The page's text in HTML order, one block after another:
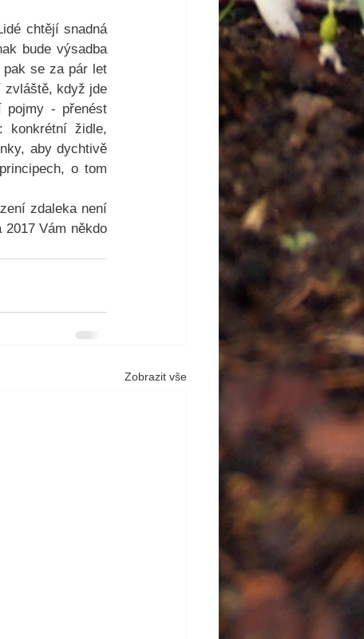
chtějí snadná
bude výsadba
se za pár let
zvláště, když jde
pojmy - přenést
konkrétní židle,
aby dychtivě
o tom
zdaleka není
Vám někdo
Zobrazit vše